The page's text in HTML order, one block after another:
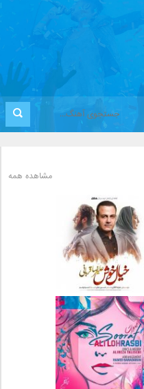
مشاهده همه
دانلود آهنگ جدید علیرضا
قربانی بنام خیال خوش